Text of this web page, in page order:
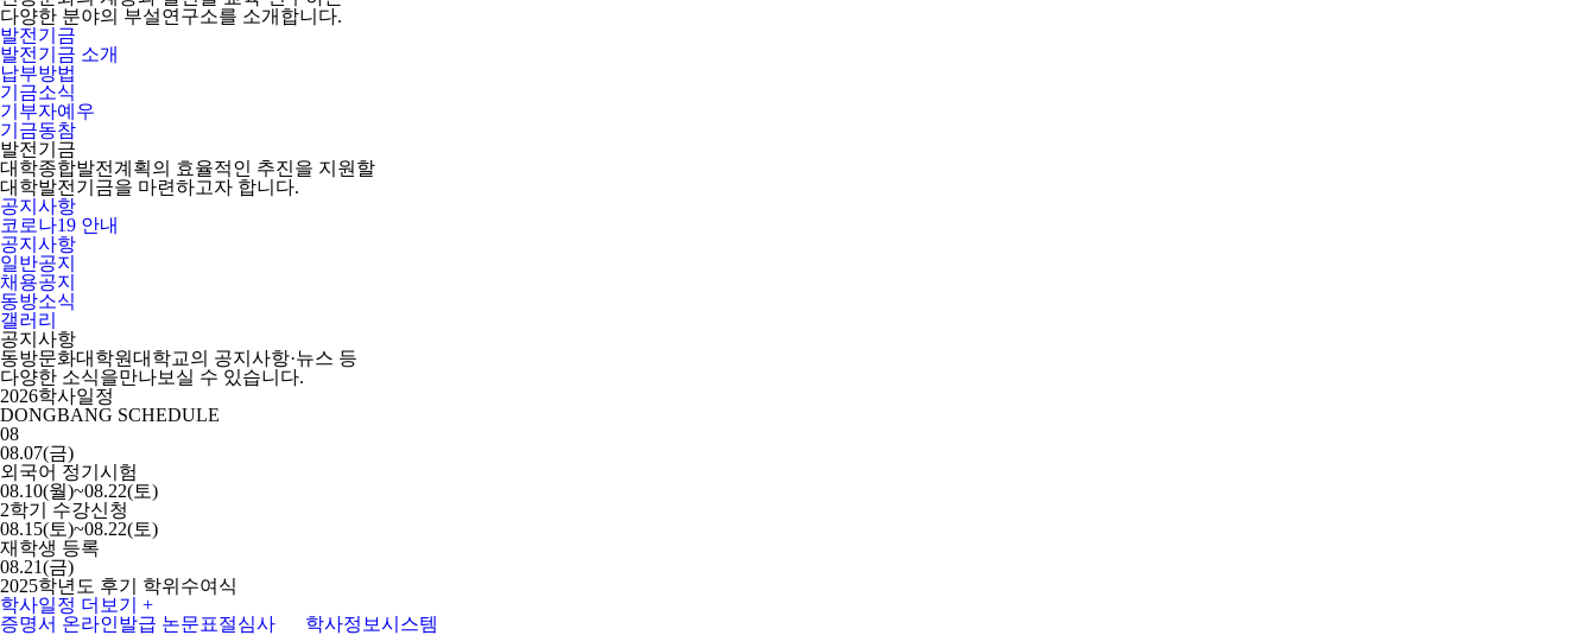
다양한 분야의 부설연구소를 소개합니다.
발전기금
발전기금 소개
납부방법
기금소식
기부자예우
기금동참
발전기금
대학종합발전계획의 효율적인 추진을 지원할
대학발전기금을 마련하고자 합니다.
공지사항
코로나19 안내
공지사항
일반공지
채용공지
동방소식
갤러리
공지사항
동방문화대학원대학교의 공지사항·뉴스 등
다양한 소식을만나보실 수 있습니다.
2026학사일정
DONGBANG SCHEDULE
08
08.07(금)
외국어 정기시험
08.10(월)~08.22(토)
2학기 수강신청
08.15(토)~08.22(토)
재학생 등록
08.21(금)
2025학년도 후기 학위수여식
학사일정 더보기 +
증명서 온라인발급 논문표절심사
학사정보시스템